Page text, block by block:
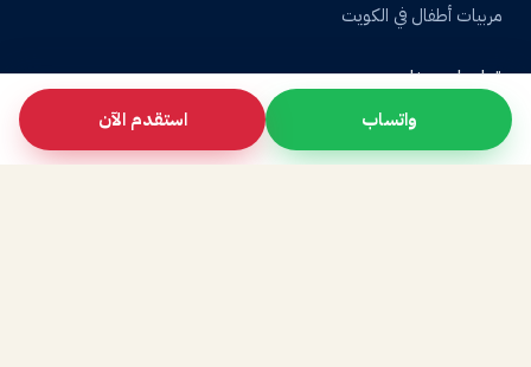
مربيات أطفال في الكويت
تواصل معنا
+96522260444
info@alanbar-plus-manpower.com
واتساب استقدم الآن